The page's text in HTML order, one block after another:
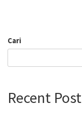
Cari
Recent